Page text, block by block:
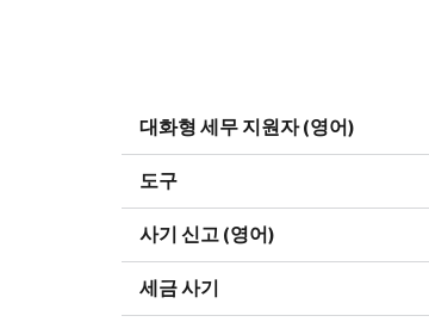
대화형 세무 지원자 (영어)
도구
사기 신고 (영어)
세금 사기